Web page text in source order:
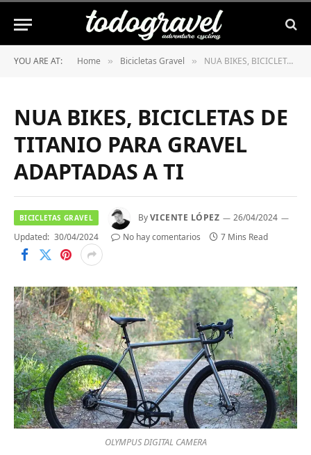
YOU ARE AT: Home » Bicicletas Gravel » NUA BIKES, BICICLETAS DE TITANIO PARA GRAVEL ADAPTADAS A TI
NUA BIKES, BICICLETAS DE
TITANIO PARA GRAVEL
ADAPTADAS A TI
BICICLETAS GRAVEL ByVICENTE LÓPEZ
26/04/2024
Updated: 30/04/2024 No hay comentarios 7 Mins Read
OLYMPUS DIGITAL CAMERA